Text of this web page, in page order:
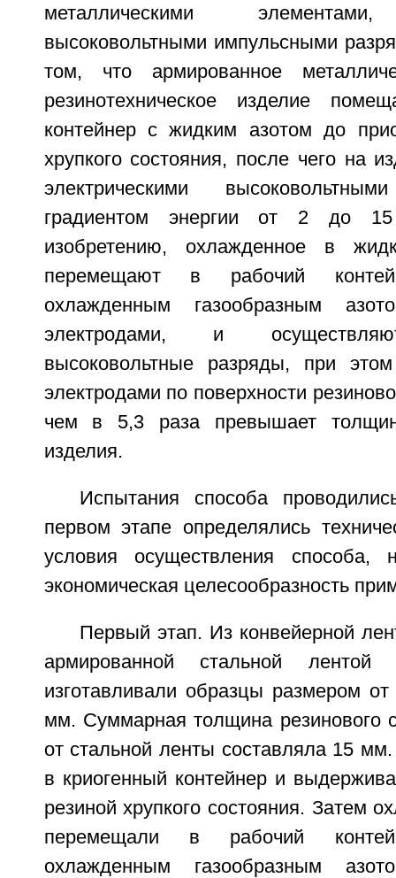
металлическими элементами,
высоковольтными импульсными
том, что армированное
резинотехническое изделие
контейнер с жидким азотом до
хрупкого состояния, после чего на
электрическими
градиентом энергии от 2 до
изобретению, охлажденное в
перемещают в рабочий
охлажденным газообразным
электродами, и
высоковольтные разряды, при
электродами по поверхности
чем в 5,3 раза превышает
изделия.
Испытания способа
первом этапе определялись
условия осуществления
экономическая целесообразность
Первый этап. Из конвейерной
армированной стальной
изготавливали образцы размером
мм. Суммарная толщина резинового
от стальной ленты составляла 15
в криогенный контейнер и
резиной хрупкого состояния. Затем
перемещали в рабочий
охлажденным газообразным